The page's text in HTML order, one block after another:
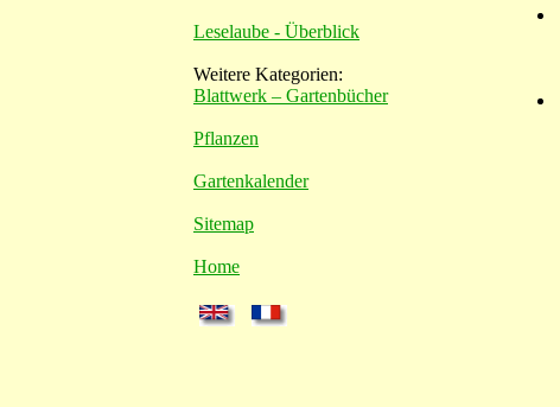
Leselaube - Überblick
Weitere Kategorien:
Blattwerk – Gartenbücher
Pflanzen
Gartenkalender
Sitemap
Home